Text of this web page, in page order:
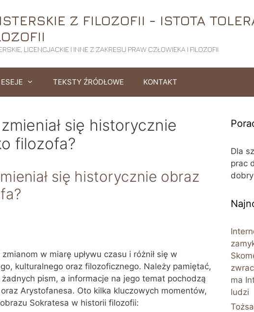
Z FILOZOFII - ISTOTA
LICENCJACKIE I INNE Z ZAKRESU PRAW CZŁOWIEKA I FILOZOFII
ESEJE TEKSTY ŹRÓDŁOWE KONTAKT
się historycznie
filozofa?
się historycznie obraz
w miarę upływu czasu i różnił się w
kulturalnego oraz filozoficznego. Należy pamiętać,
pism, a informacje na jego temat pochodzą
Arystofanesa. Oto kilka kluczowych momentów,
Sokratesa w historii filozofii:
Dla
prac
dobry
ma
ludzi